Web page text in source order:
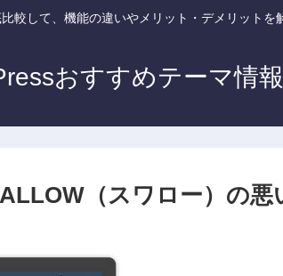
較して、機能の違いやメリット・デメリットを
おすすめテーマ情
（スワロー）の悪